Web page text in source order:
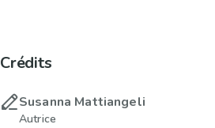
Crédits
Susanna Mattiangeli
Autrice